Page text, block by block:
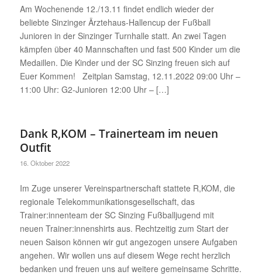
Am Wochenende 12./13.11 findet endlich wieder der
beliebte Sinzinger Ärztehaus-Hallencup der Fußball
Junioren in der Sinzinger Turnhalle statt. An zwei Tagen
kämpfen über 40 Mannschaften und fast 500 Kinder um die
Medaillen. Die Kinder und der SC Sinzing freuen sich auf
Euer Kommen! Zeitplan Samstag, 12.11.2022 09:00 Uhr –
11:00 Uhr: G2-Junioren 12:00 Uhr – […]
Dank R,KOM – Trainerteam im neuen
Outfit
16. Oktober 2022
Im Zuge unserer Vereinspartnerschaft stattete R,KOM, die
regionale Telekommunikationsgesellschaft, das
Trainer:innenteam der SC Sinzing Fußballjugend mit
neuen Trainer:innenshirts aus. Rechtzeitig zum Start der
neuen Saison können wir gut angezogen unsere Aufgaben
angehen. Wir wollen uns auf diesem Wege recht herzlich
bedanken und freuen uns auf weitere gemeinsame Schritte.